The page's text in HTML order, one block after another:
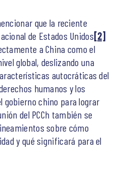
que la reciente
de Estados Unidos[2]
a China como el
global, deslizando una
autocráticas del
humanos y los
gobierno chino para lograr
del PCCh también se
sobre cómo
y qué significará para el